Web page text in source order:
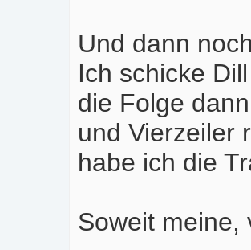
Und dann
Ich schicke
die Folge
und Vierzeiler
habe ich die
Soweit